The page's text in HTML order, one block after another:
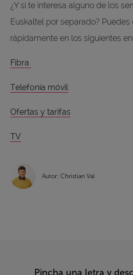
¿Y si te interesa alguno de los
Euskaltel por separado? Puedes
rápidamente en los siguientes
Fibra
Telefonía móvil
Ofertas y tarifas
TV
Autor: Christian Val
Pincha una letra y